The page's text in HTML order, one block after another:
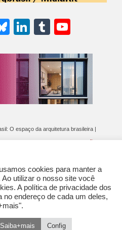
Bluesky
LinkedIn
Tumblr
O espaço da arquitetura brasileira |
(CGP
cookies para manter a
utilizar o nosso site você
A política de privacidade dos
no endereço de cada um deles,
Saiba+mais Config